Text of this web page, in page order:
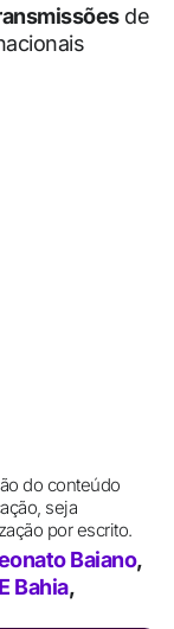
de
do conteúdo
seja
por escrito.
Baiano,
Bahia,